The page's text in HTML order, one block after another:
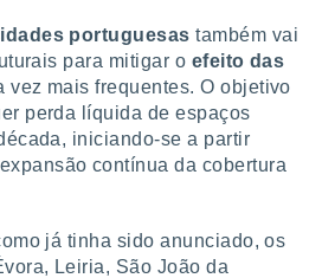
portuguesas também vai
para mitigar o efeito das
vez mais frequentes. O objetivo
perda líquida de espaços
iniciando-se a partir
contínua da cobertura
já tinha sido anunciado, os
Leiria, São João da